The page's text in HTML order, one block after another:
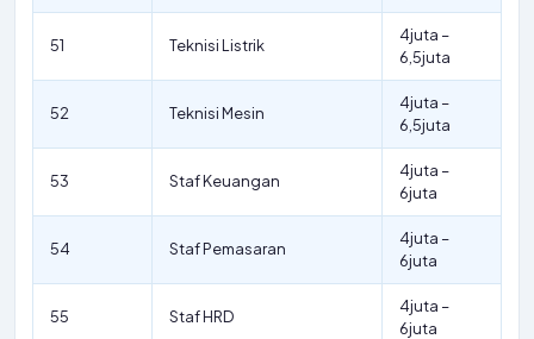
51 Teknisi Listrik
4juta –
6,5juta
52 Teknisi Mesin
4juta –
6,5juta
53 Staf Keuangan
4juta –
6juta
54 Staf Pemasaran
4juta –
6juta
55 Staf HRD
4juta –
6juta